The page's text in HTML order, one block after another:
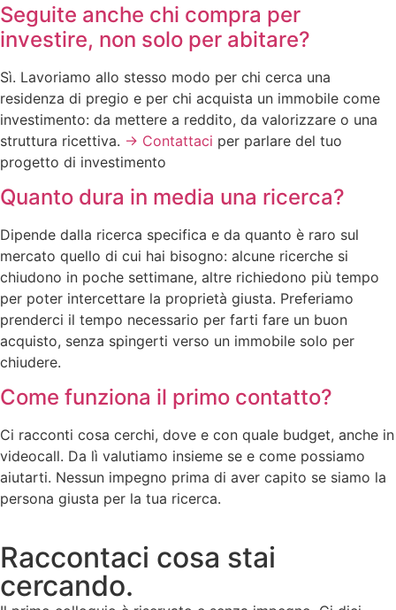
Seguite anche chi compra per
investire, non solo per abitare?
Sì. Lavoriamo allo stesso modo per chi cerca una
residenza di pregio e per chi acquista un immobile come
investimento: da mettere a reddito, da valorizzare o una
struttura ricettiva. → Contattaci per parlare del tuo
progetto di investimento
Quanto dura in media una ricerca?
Dipende dalla ricerca specifica e da quanto è raro sul
mercato quello di cui hai bisogno: alcune ricerche si
chiudono in poche settimane, altre richiedono più tempo
per poter intercettare la proprietà giusta. Preferiamo
prenderci il tempo necessario per farti fare un buon
acquisto, senza spingerti verso un immobile solo per
chiudere.
Come funziona il primo contatto?
Ci racconti cosa cerchi, dove e con quale budget, anche in
videocall. Da lì valutiamo insieme se e come possiamo
aiutarti. Nessun impegno prima di aver capito se siamo la
persona giusta per la tua ricerca.
Raccontaci cosa stai
cercando.